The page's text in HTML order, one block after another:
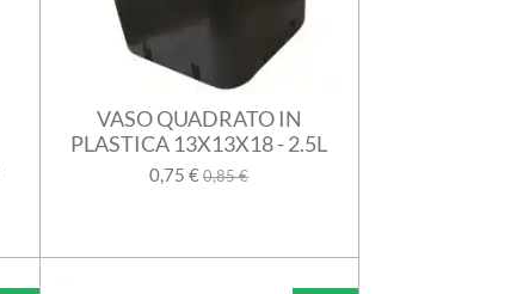
VASO QUADRATO IN
PLASTICA 13X13X18 - 2.5L
0,75 € 0,85 €